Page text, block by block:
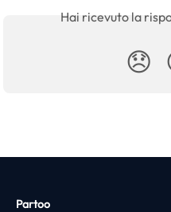
Hai ricevuto la
😞
Partoo